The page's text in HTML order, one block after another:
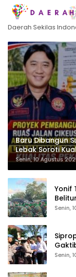
Daerah Sekilas
Baru Dibangun
Lebak Soroti
Cikeusik-
Senin, 10 Agustus
Yonif
Saat
Senin,
Senin,